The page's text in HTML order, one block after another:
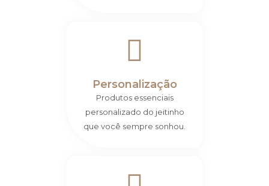
Personalização
Produtos essenciais
personalizado do jeitinho
que você sempre sonhou.